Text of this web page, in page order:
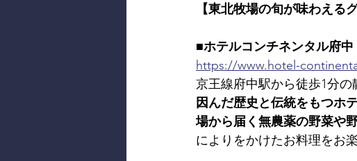
【東北牧場の旬が味わえる
■ホテルコンチネンタル府中
https://www.hotel-
京王線府中駅から徒歩1分
因んだ歴史と伝統をもつホ
場から届く無農薬の野菜や
によりをかけたお料理をお